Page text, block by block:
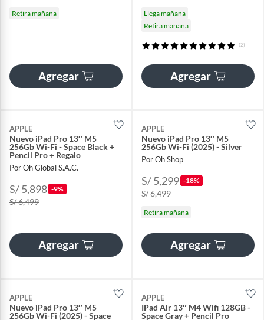
Retira mañana
Agregar
Llega mañana
Retira mañana
(2)
Agregar
APPLE
Nuevo iPad Pro 13″ M5
256Gb Wi-Fi - Space Black +
Pencil Pro + Regalo
Por Oh Global S.A.C.
S/ 5,898 -9%
S/ 6,499
Agregar
APPLE
Nuevo iPad Pro 13″ M5
256Gb Wi-Fi (2025) - Silver
Por Oh Shop
S/ 5,299 -18%
S/ 6,499
Retira mañana
Agregar
APPLE
Nuevo iPad Pro 13″ M5
256Gb Wi-Fi (2025) - Space
APPLE
IPad Air 13″ M4 Wifi 128GB -
Space Gray + Pencil Pro